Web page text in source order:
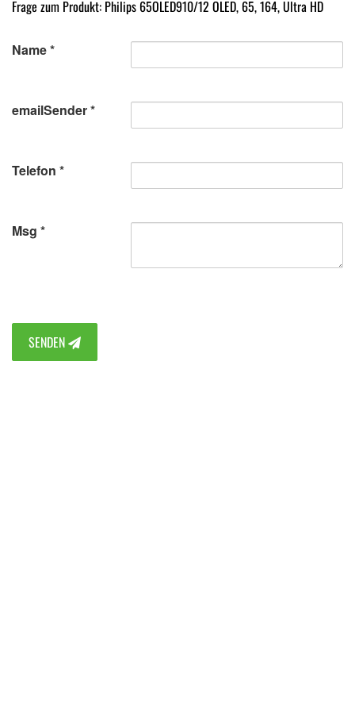
Frage zum Produkt: Philips 65OLED910/12 OLED, 65, 164, Ultra HD
Name
emailSender
Telefon
Msg
SENDEN